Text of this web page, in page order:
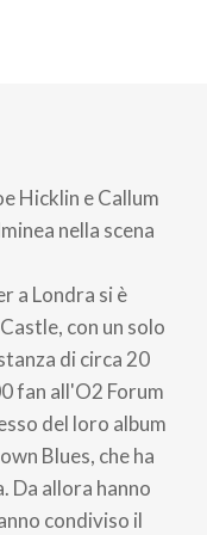
Hicklin e Callum
nella scena
a Londra si è
con un solo
di circa 20
fan all'O2 Forum
del loro album
Blues, che ha
Da allora hanno
condiviso il